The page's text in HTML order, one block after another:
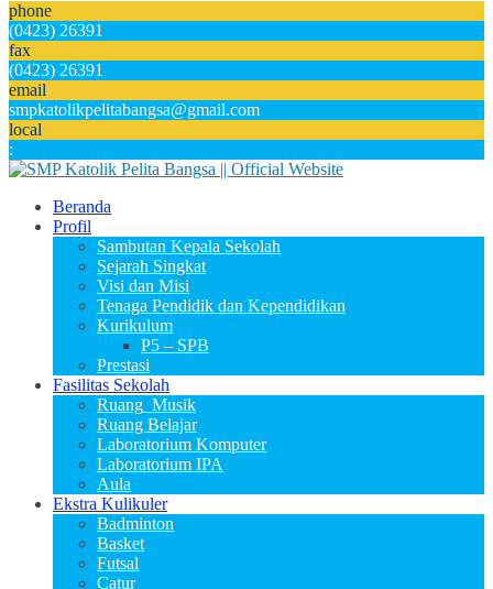
phone
(0423) 26391
fax
(0423) 26391
email
smpkatolikpelitabangsa@gmail.com
local
:
Beranda
Profil
Sambutan Kepala Sekolah
Sejarah Singkat
Visi dan Misi
Tenaga Pendidik dan Kependidikan
Kurikulum
P5 – SPB
Prestasi
Fasilitas Sekolah
Ruang_Musik
Ruang Belajar
Laboratorium Komputer
Laboratorium IPA
Aula
Ekstra Kulikuler
Badminton
Basket
Futsal
Catur